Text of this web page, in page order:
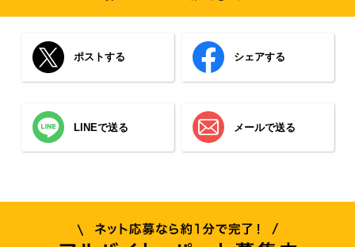
ポストする シェアする
LINEで送る メールで送る